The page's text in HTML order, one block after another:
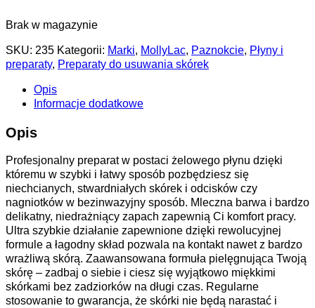
Brak w magazynie
SKU: 235 Kategorii: Marki, MollyLac, Paznokcie, Płyny i
preparaty, Preparaty do usuwania skórek
Opis
Informacje dodatkowe
Opis
Profesjonalny preparat w postaci żelowego płynu dzięki
któremu w szybki i łatwy sposób pozbędziesz się
niechcianych, stwardniałych skórek i odcisków czy
nagniotków w bezinwazyjny sposób. Mleczna barwa i bardzo
delikatny, niedrażniący zapach zapewnią Ci komfort pracy.
Ultra szybkie działanie zapewnione dzięki rewolucyjnej
formule a łagodny skład pozwala na kontakt nawet z bardzo
wrażliwą skórą. Zaawansowana formuła pielęgnująca Twoją
skórę – zadbaj o siebie i ciesz się wyjątkowo miękkimi
skórkami bez zadziorków na długi czas. Regularne
stosowanie to gwarancja, że skórki nie będą narastać i